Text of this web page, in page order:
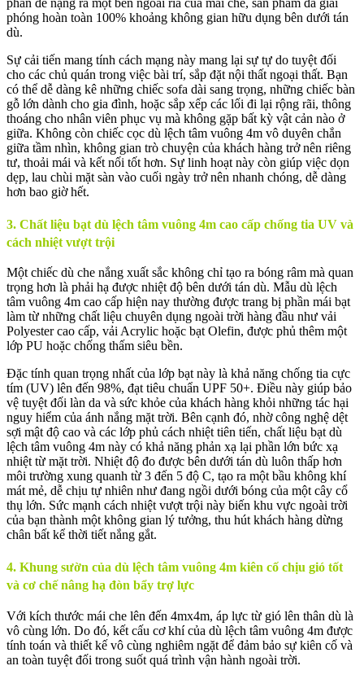
phần đế nặng ra một bên ngoài rìa của mái che, sản phẩm đã giải
phóng hoàn toàn 100% khoảng không gian hữu dụng bên dưới tán
dù.
Sự cải tiến mang tính cách mạng này mang lại sự tự do tuyệt đối
cho các chủ quán trong việc bài trí, sắp đặt nội thất ngoại thất. Bạn
có thể dễ dàng kê những chiếc sofa dài sang trọng, những chiếc bàn
gỗ lớn dành cho gia đình, hoặc sắp xếp các lối đi lại rộng rãi, thông
thoáng cho nhân viên phục vụ mà không gặp bất kỳ vật cản nào ở
giữa. Không còn chiếc cọc dù lệch tâm vuông 4m vô duyên chắn
giữa tầm nhìn, không gian trò chuyện của khách hàng trở nên riêng
tư, thoải mái và kết nối tốt hơn. Sự linh hoạt này còn giúp việc dọn
dẹp, lau chùi mặt sàn vào cuối ngày trở nên nhanh chóng, dễ dàng
hơn bao giờ hết.
3. Chất liệu bạt dù lệch tâm vuông 4m cao cấp chống tia UV và
cách nhiệt vượt trội
Một chiếc dù che nắng xuất sắc không chỉ tạo ra bóng râm mà quan
trọng hơn là phải hạ được nhiệt độ bên dưới tán dù. Mẫu dù lệch
tâm vuông 4m cao cấp hiện nay thường được trang bị phần mái bạt
làm từ những chất liệu chuyên dụng ngoài trời hàng đầu như vải
Polyester cao cấp, vải Acrylic hoặc bạt Olefin, được phủ thêm một
lớp PU hoặc chống thấm siêu bền.
Đặc tính quan trọng nhất của lớp bạt này là khả năng chống tia cực
tím (UV) lên đến 98%, đạt tiêu chuẩn UPF 50+. Điều này giúp bảo
vệ tuyệt đối làn da và sức khỏe của khách hàng khỏi những tác hại
nguy hiểm của ánh nắng mặt trời. Bên cạnh đó, nhờ công nghệ dệt
sợi mật độ cao và các lớp phủ cách nhiệt tiên tiến, chất liệu bạt dù
lệch tâm vuông 4m này có khả năng phản xạ lại phần lớn bức xạ
nhiệt từ mặt trời. Nhiệt độ đo được bên dưới tán dù luôn thấp hơn
môi trường xung quanh từ 3 đến 5 độ C, tạo ra một bầu không khí
mát mẻ, dễ chịu tự nhiên như đang ngồi dưới bóng của một cây cổ
thụ lớn. Sức mạnh cách nhiệt vượt trội này biến khu vực ngoài trời
của bạn thành một không gian lý tưởng, thu hút khách hàng dừng
chân bất kể thời tiết nắng gắt.
4. Khung sườn của dù lệch tâm vuông 4m kiên cố chịu gió tốt
và cơ chế nâng hạ đòn bẩy trợ lực
Với kích thước mái che lên đến 4mx4m, áp lực từ gió lên thân dù là
vô cùng lớn. Do đó, kết cấu cơ khí của dù lệch tâm vuông 4m được
tính toán và thiết kế vô cùng nghiêm ngặt để đảm bảo sự kiên cố và
an toàn tuyệt đối trong suốt quá trình vận hành ngoài trời.